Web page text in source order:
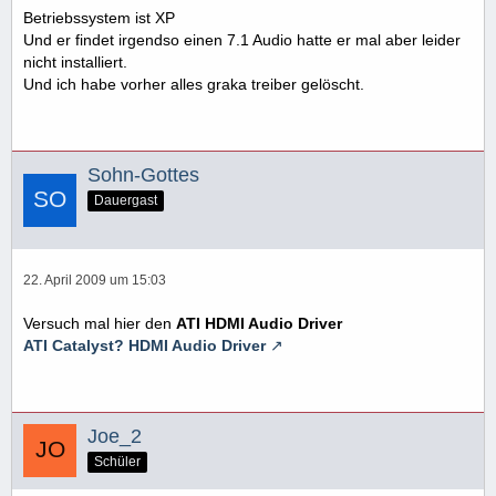
Betriebssystem ist XP
Und er findet irgendso einen 7.1 Audio hatte er mal aber leider
nicht installiert.
Und ich habe vorher alles graka treiber gelöscht.
Sohn-Gottes
Dauergast
22. April 2009 um 15:03
Versuch mal hier den ATI HDMI Audio Driver
ATI Catalyst? HDMI Audio Driver
Joe_2
Schüler